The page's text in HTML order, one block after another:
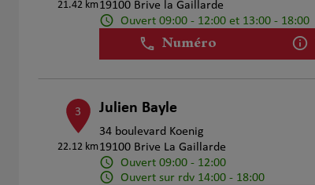
21.42 km 19100 Brive la Gaillarde
Ouvert 09:00 - 12:00 et 13:00 - 18:00
Numéro
3
22.12 km
Julien Bayle
34 boulevard Koenig
19100 Brive La Gaillarde
Ouvert 09:00 - 12:00
Ouvert sur rdv 14:00 - 18:00